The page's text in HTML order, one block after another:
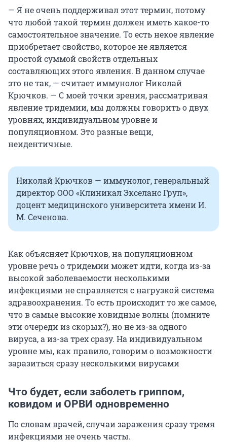
— Я не очень поддерживал этот термин, потому
что любой такой термин должен иметь какое-то
самостоятельное значение. То есть некое явление
приобретает свойство, которое не является
простой суммой свойств отдельных
составляющих этого явления. В данном случае
это не так, — считает иммунолог Николай
Крючков. — С моей точки зрения, рассматривая
явление тридемии, мы должны говорить о двух
уровнях, индивидуальном уровне и
популяционном. Это разные вещи,
неидентичные.
Николай Крючков — иммунолог, генеральный
директор ООО «Клиникал Экселанс Груп»,
доцент медицинского университета имени И.
М. Сеченова.
Как объясняет Крючков, на популяционном
уровне речь о тридемии может идти, когда из-за
высокой заболеваемости несколькими
инфекциями не справляется с нагрузкой система
здравоохранения. То есть происходит то же самое,
что в самые высокие ковидные волны (помните
эти очереди из скорых?), но не из-за одного
вируса, а из-за трех сразу. На индивидуальном
уровне мы, как правило, говорим о возможности
заразиться сразу несколькими вирусами
Что будет, если заболеть гриппом,
ковидом и ОРВИ одновременно
По словам врачей, случаи заражения сразу тремя
инфекциями не очень часты.